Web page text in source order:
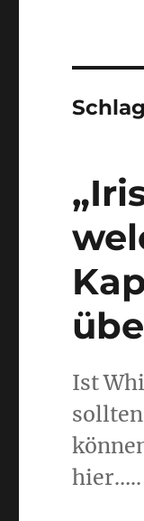
Ist
hier…..